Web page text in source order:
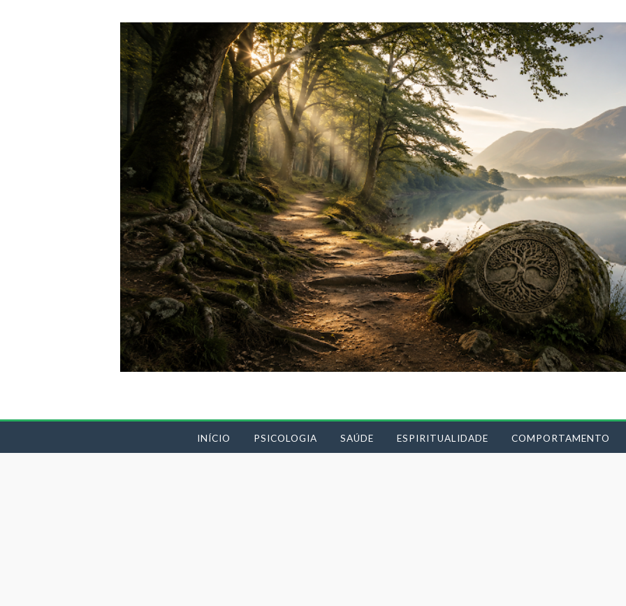
INÍCIO PSICOLOGIA SAÚDE ESPIRITUALIDADE COMPORTAMENTO